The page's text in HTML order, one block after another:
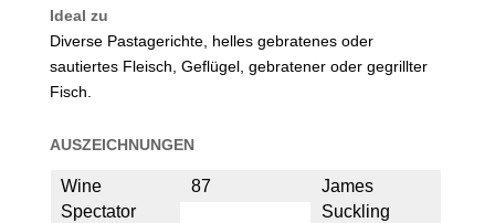
Ideal zu
Diverse Pastagerichte, helles gebratenes oder
sautiertes Fleisch, Geflügel, gebratener oder gegrillter
Fisch.
AUSZEICHNUNGEN
Wine
Spectator
87
James
Suckling